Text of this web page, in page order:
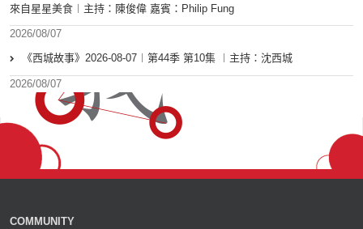
來自星星美食︱主持：陳俊偉 嘉賓：Philip Fung
2026/08/07
《西城故事》2026-08-07︱第44季 第10集 ︱主持：沈西城
2026/08/07
COMMUNITY